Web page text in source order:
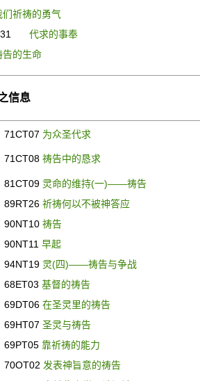
们祈祷的勇气
代求的事奉
告的生命
信息
71CT07 为众圣代求
71CT08祷告中的恳求
81CT09灵命的维持(一)——祷告
89RT26祈祷何以不被神答应
90NT10祷告
90NT11早起
94NT19灵(四)——祷告与争战
68ET03基督的祷告
69DT06在圣灵里的祷告
69HT07圣灵与祷告
69PT05 靠祈祷的能力
70OT02 发表神旨意的祷告